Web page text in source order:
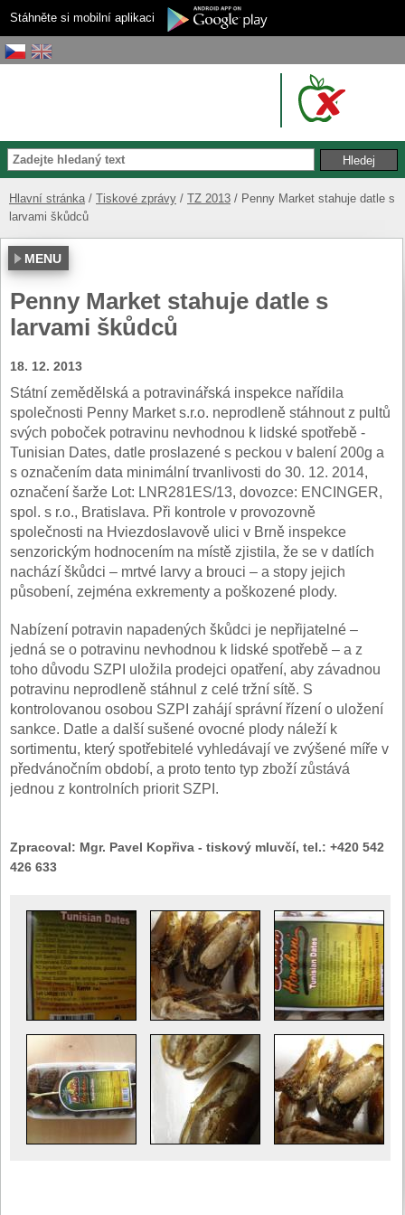
Stáhněte si mobilní aplikaci
Hlavní stránka Tiskové zprávy TZ 2013
Penny Market stahuje datle s
larvami škůdců
MENU
Penny Market stahuje datle s
larvami škůdců
18. 12. 2013
Státní zemědělská a potravinářská inspekce nařídila
společnosti Penny Market s.r.o. neprodleně stáhnout z pultů
svých poboček potravinu nevhodnou k lidské spotřebě -
Tunisian Dates, datle proslazené s peckou v balení 200g a
s označením data minimální trvanlivosti do 30. 12. 2014,
označení šarže Lot: LNR281ES/13, dovozce: ENCINGER,
spol. s r.o., Bratislava. Při kontrole v provozovně
společnosti na Hviezdoslavově ulici v Brně inspekce
senzorickým hodnocením na místě zjistila, že se v datlích
nachází škůdci – mrtvé larvy a brouci – a stopy jejich
působení, zejména exkrementy a poškozené plody.
Nabízení potravin napadených škůdci je nepřijatelné –
jedná se o potravinu nevhodnou k lidské spotřebě – a z
toho důvodu SZPI uložila prodejci opatření, aby závadnou
potravinu neprodleně stáhnul z celé tržní sítě. S
kontrolovanou osobou SZPI zahájí správní řízení o uložení
sankce. Datle a další sušené ovocné plody náleží k
sortimentu, který spotřebitelé vyhledávají ve zvýšené míře v
předvánočním období, a proto tento typ zboží zůstává
jednou z kontrolních priorit SZPI.
Zpracoval: Mgr. Pavel Kopřiva - tiskový mluvčí, tel.: +420 542
426 633